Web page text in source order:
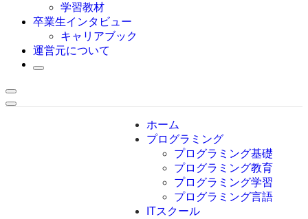
学習教材
卒業生インタビュー
キャリアブック
運営元について
ホーム
プログラミング
プログラミング基礎
プログラミング教育
プログラミング学習
プログラミング言語
ITスクール